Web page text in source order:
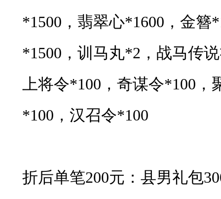
*1500，翡翠心*1600，金簪
*1500，训马丸*2，战马传
上将令*100，奇谋令*100，
*100，汉召令*100
折后单笔200元：县男礼包